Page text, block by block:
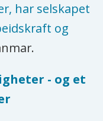
har selskapet
og
- og et